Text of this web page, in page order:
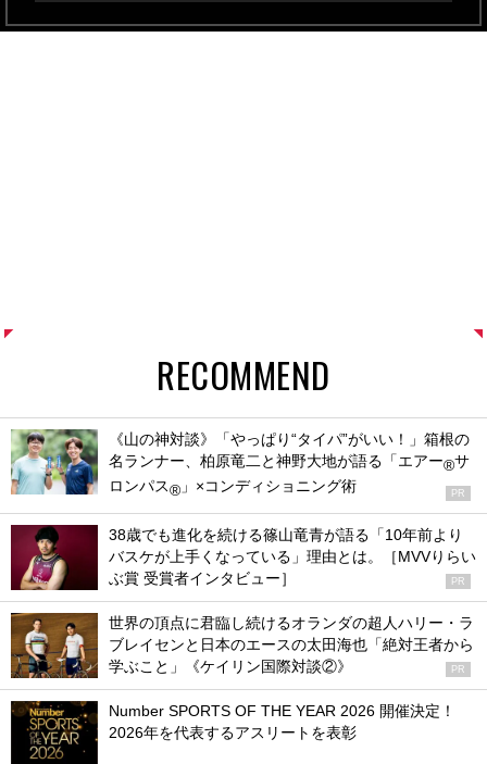
RECOMMEND
《山の神対談》「やっぱり“タイパ”がいい！」箱根の
名ランナー、柏原竜二と神野大地が語る「エアー®サ
ロンパス® 」×コンディショニング術 PR
38歳でも進化を続ける篠山竜青が語る「10年前より
バスケが上手くなっている」理由とは。［MVVりらい
ぶ賞 受賞者インタビュー］
PR
世界の頂点に君臨し続けるオランダの超人ハリー・ラ
ブレイセンと日本のエースの太田海也「絶対王者から
学ぶこと」《ケイリン国際対談②》
PR
Number SPORTS OF THE YEAR 2026 開催決定！
2026年を代表するアスリートを表彰